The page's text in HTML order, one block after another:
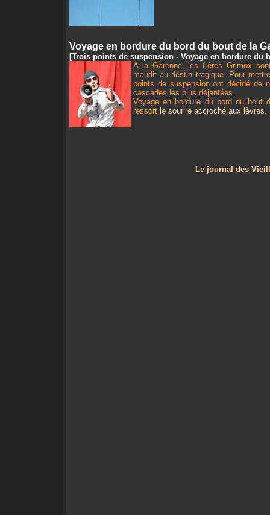
Voyage en bordure du bord du bout de la
[Trois points de suspension - Voyage en bordure du
A la Garenne, les frères Grimox
maudit au destin tragique. Pour
points de suspension ont décidé de
cascades les plus déjantées.
Voyage en bordure du bord du bout
ressort le sourire accroché aux lèvres
Le journal des